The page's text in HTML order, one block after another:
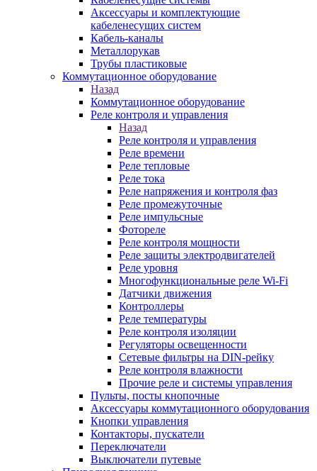
Аксессуары и комплектующие
кабеленесущих систем
Кабель-каналы
Металлорукав
Трубы пластиковые
Коммутационное оборудование
Назад
Коммутационное оборудование
Реле контроля и управления
Назад
Реле контроля и управления
Реле времени
Реле тепловые
Реле тока
Реле напряжения и контроля фаз
Реле промежуточные
Реле импульсные
Фотореле
Реле контроля мощности
Реле защиты электродвигателей
Реле уровня
Многофункциональные реле Wi-Fi
Датчики движения
Контроллеры
Реле температуры
Реле контроля изоляции
Регуляторы освещенности
Сетевые фильтры на DIN-рейку
Реле контроля влажности
Прочие реле и системы управления
Пульты, посты кнопочные
Аксессуары коммутационного оборудования
Кнопки управления
Контакторы, пускатели
Переключатели
Выключатели путевые